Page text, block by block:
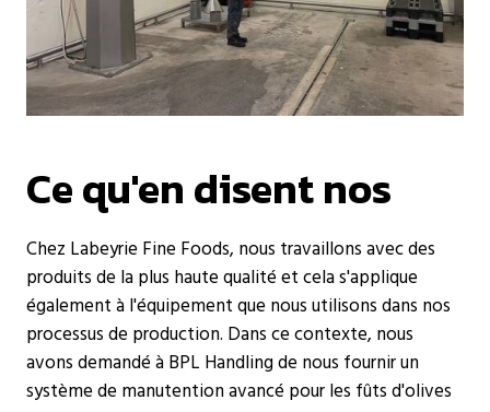
Ce qu'en disent nos
Chez Labeyrie Fine Foods, nous travaillons avec des
produits de la plus haute qualité et cela s'applique
également à l'équipement que nous utilisons dans nos
processus de production. Dans ce contexte, nous
avons demandé à BPL Handling de nous fournir un
système de manutention avancé pour les fûts d'olives